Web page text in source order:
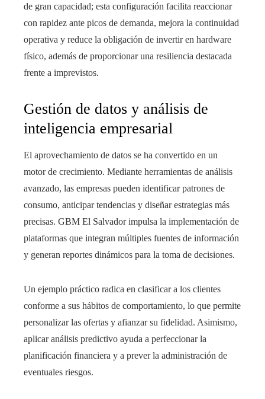
de gran capacidad; esta configuración facilita reaccionar
con rapidez ante picos de demanda, mejora la continuidad
operativa y reduce la obligación de invertir en hardware
físico, además de proporcionar una resiliencia destacada
frente a imprevistos.
Gestión de datos y análisis de
inteligencia empresarial
El aprovechamiento de datos se ha convertido en un
motor de crecimiento. Mediante herramientas de análisis
avanzado, las empresas pueden identificar patrones de
consumo, anticipar tendencias y diseñar estrategias más
precisas. GBM El Salvador impulsa la implementación de
plataformas que integran múltiples fuentes de información
y generan reportes dinámicos para la toma de decisiones.
Un ejemplo práctico radica en clasificar a los clientes
conforme a sus hábitos de comportamiento, lo que permite
personalizar las ofertas y afianzar su fidelidad. Asimismo,
aplicar análisis predictivo ayuda a perfeccionar la
planificación financiera y a prever la administración de
eventuales riesgos.